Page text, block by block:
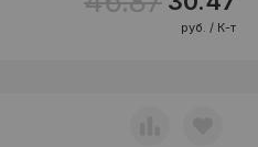
руб. / К-т